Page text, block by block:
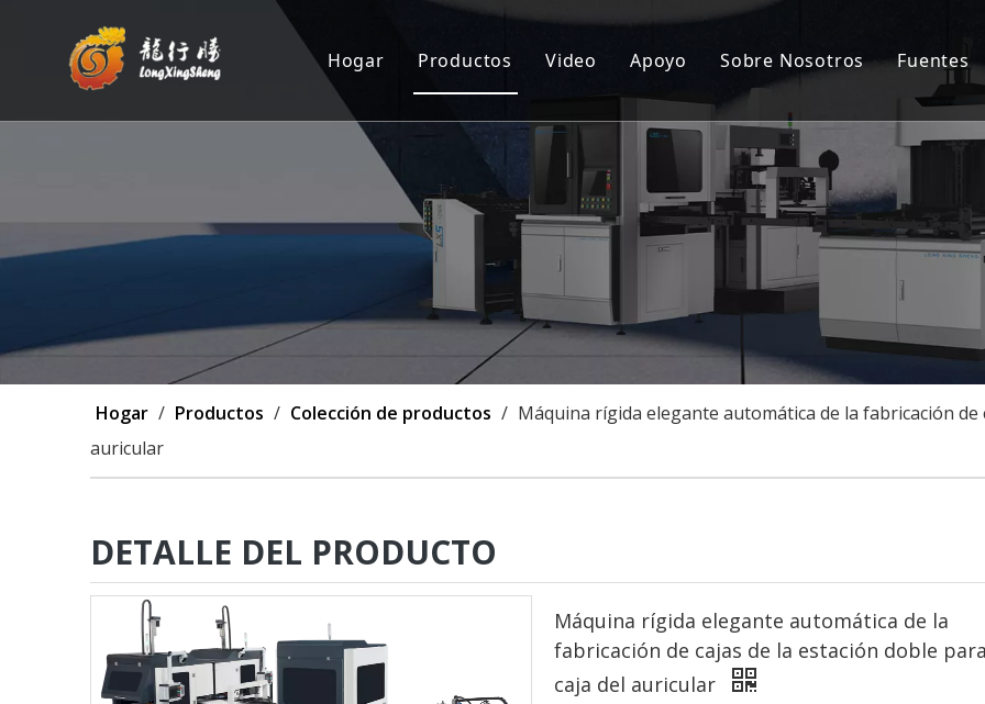
Hogar
Productos
Máquina automática para fabricar cajas rígidas
Posicionamiento de tapa dura y caja rígida
Máquina semiautomática para fabricar cajas rígidas
Personalización
Video
Apoyo
Servicio postventa
Preguntas más frecuentes
Caso
Sobre Nosotros
Fuentes
Hogar / Productos / Colección de productos / Máquina rígida elegante automática de la fabricación de
auricular
DETALLE DEL PRODUCTO
Máquina rígida elegante automática de la
fabricación de cajas de la estación doble
caja del auricular